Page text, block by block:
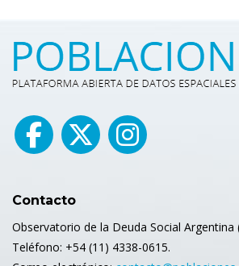
Contacto
Observatorio de la Deuda Social Argentina
Teléfono: +54 (11) 4338-0615.